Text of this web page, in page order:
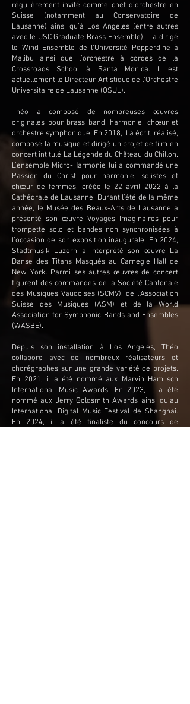
régulièrement invité comme chef d’orchestre en
Suisse (notamment au Conservatoire de
Lausanne) ainsi qu’à Los Angeles (entre autres
avec le USC Graduate Brass Ensemble). Il a dirigé
le Wind Ensemble de l’Université Pepperdine à
Malibu ainsi que l’orchestre à cordes de la
Crossroads School à Santa Monica. Il est
actuellement le Directeur Artistique de l'Orchestre
Universitaire de Lausanne (OSUL).
Théo a composé de nombreuses œuvres
originales pour brass band, harmonie, chœur et
orchestre symphonique. En 2018, il a écrit, réalisé,
composé la musique et dirigé un projet de film en
concert intitulé La Légende du Château du Chillon.
L’ensemble Micro-Harmonie lui a commandé une
Passion du Christ pour harmonie, solistes et
chœur de femmes, créée le 22 avril 2022 à la
Cathédrale de Lausanne. Durant l’été de la même
année, le Musée des Beaux-Arts de Lausanne a
présenté son œuvre Voyages Imaginaires pour
trompette solo et bandes non synchronisées à
l’occasion de son exposition inaugurale. En 2024,
Stadtmusik Luzern a interprété son œuvre La
Danse des Titans Masqués au Carnegie Hall de
New York. Parmi ses autres œuvres de concert
figurent des commandes de la Société Cantonale
des Musiques Vaudoises (SCMV), de l’Association
Suisse des Musiques (ASM) et de la World
Association for Symphonic Bands and Ensembles
(WASBE).
Depuis son installation à Los Angeles, Théo
collabore avec de nombreux réalisateurs et
chorégraphes sur une grande variété de projets.
En 2021, il a été nommé aux Marvin Hamlisch
International Music Awards. En 2023, il a été
nommé aux Jerry Goldsmith Awards ainsi qu’au
International Digital Music Festival de Shanghai.
En 2024, il a été finaliste du concours de